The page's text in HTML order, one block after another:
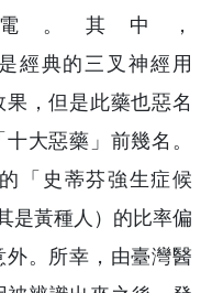
。其中，
經典的三叉神經用
，但是此藥也惡名
大惡藥」前幾名。
「史蒂芬強生症候
是黃種人）的比率偏
。所幸，由臺灣醫